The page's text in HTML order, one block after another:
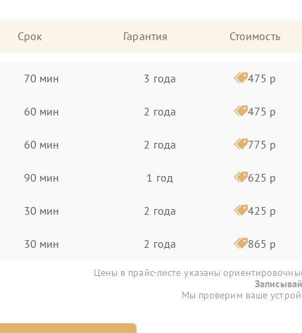
Срок Гарантия Стоимость
70 мин 3 года 475 р
60 мин 2 года 475 р
60 мин 2 года 775 р
90 мин 1 год 625 р
30 мин 2 года 425 р
30 мин 2 года 865 р
Цены в прайс-листе указаны
Мы проверим ваше